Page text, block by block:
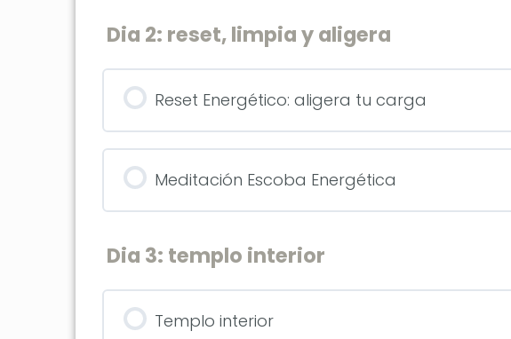
Dia 2: reset, limpia y aligera
Reset Energético: aligera tu carga
Meditación Escoba Energética
Dia 3: templo interior
Templo interior